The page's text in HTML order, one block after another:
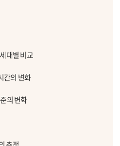
대별 비교
간의 변화
의 변화